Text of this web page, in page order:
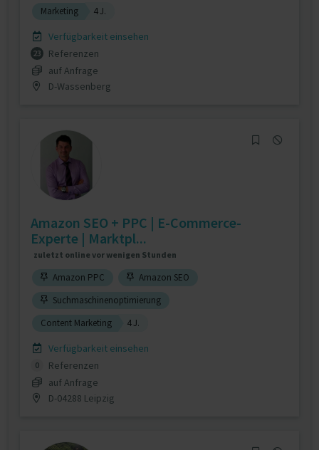
Marketing
4 J.
Verfügbarkeit einsehen
23
Referenzen
auf Anfrage
D-Wassenberg
Amazon SEO + PPC | E-Commerce-
Experte | Marktpl...
zuletzt online vor wenigen Stunden
Amazon PPC
Amazon SEO
Suchmaschinenoptimierung
Content Marketing
4 J.
Verfügbarkeit einsehen
0
Referenzen
auf Anfrage
D-04288 Leipzig